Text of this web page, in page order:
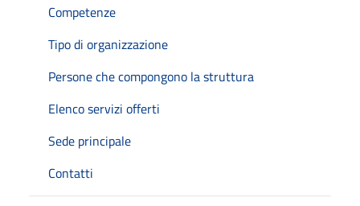
Competenze
Tipo di organizzazione
Persone che compongono la struttura
Elenco servizi offerti
Sede principale
Contatti